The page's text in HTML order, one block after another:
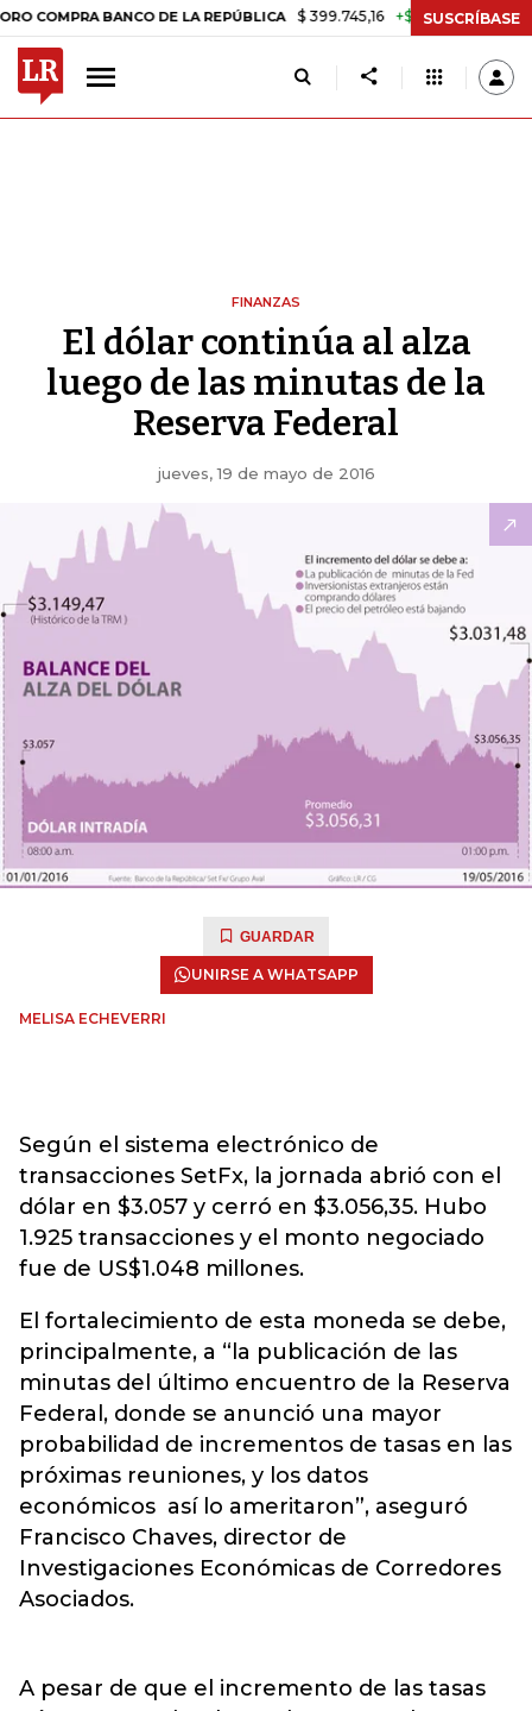
BANCO DE LA REPÚBLICA $ 399.745,16 +$ 2.295,71 +0,58%
SUSCRÍBASE
FINANZAS
El dólar continúa al alza
luego de las minutas de la
Reserva Federal
jueves, 19 de mayo de 2016
GUARDAR
UNIRSE A WHATSAPP
MELISA ECHEVERRI
Según el sistema electrónico de
transacciones SetFx, la jornada abrió con el
dólar en $3.057 y cerró en $3.056,35. Hubo
1.925 transacciones y el monto negociado
fue de US$1.048 millones.
El fortalecimiento de esta moneda se debe,
principalmente, a “la publicación de las
minutas del último encuentro de la Reserva
Federal, donde se anunció una mayor
probabilidad de incrementos de tasas en las
próximas reuniones, y los datos
económicos así lo ameritaron”, aseguró
Francisco Chaves, director de
Investigaciones Económicas de Corredores
Asociados.
A pesar de que el incremento de las tasas